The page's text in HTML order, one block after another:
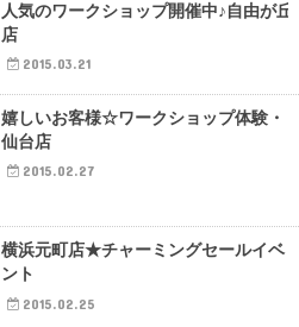
人気のワークショップ開催中♪自由が丘
店
2015.03.21
嬉しいお客様☆ワークショップ体験・
仙台店
2015.02.27
横浜元町店★チャーミングセールイベ
ント
2015.02.25